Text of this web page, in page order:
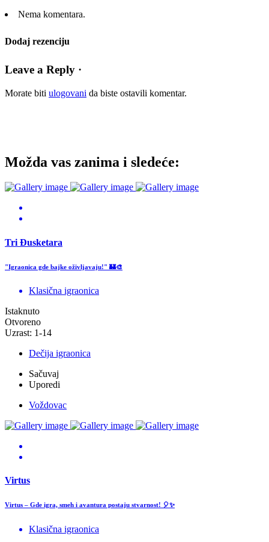
Nema komentara.
Dodaj rezenciju
Leave a Reply ·
Morate biti ulogovani da biste ostavili komentar.
Možda vas zanima i sledeće:
Tri Đusketara
"Igraonica gde bajke oživljavaju!" 🏰🎨
Klasična igraonica
Istaknuto
Otvoreno
Uzrast: 1-14
Dečija igraonica
Sačuvaj
Uporedi
Voždovac
Virtus
Virtus – Gde igra, smeh i avantura postaju stvarnost! 🎈✨
Klasična igraonica